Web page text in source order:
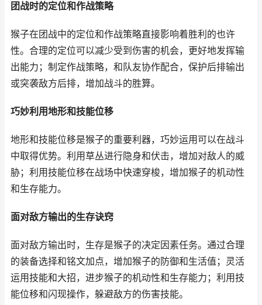
团战时的定位和作战策略
猴子在团战中的定位和作战策略直接影响着胜利的也许
性。合理的定位可以减少受到伤害的机会，更好地发挥输
出能力；制定作战策略，和队友协作配合，保护后排输出
或突袭敌方后排，增加战斗的胜算。
巧妙利用地形和技能位移
地形和技能位移是猴子的重要利器，巧妙运用可以在战斗
中取得优势。利用草丛进行隐身和伏击，增加对敌人的威
胁；利用技能位移在战场中快速穿梭，增加猴子的机动性
和生存能力。
面对敌方输出的生存诀窍
面对敌方输出时，生存是猴子的决定因素任务。通过合理
的装备选择和铭文加点，增加猴子的防御和生活值；灵活
运用技能和大招，进步猴子的机动性和生存能力；利用技
能位移和闪现操作，躲避敌方的伤害技能。